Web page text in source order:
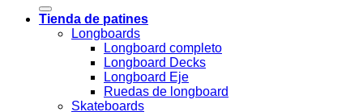
Tienda de patines
Longboards
Longboard completo
Longboard Decks
Longboard Eje
Ruedas de longboard
Skateboards